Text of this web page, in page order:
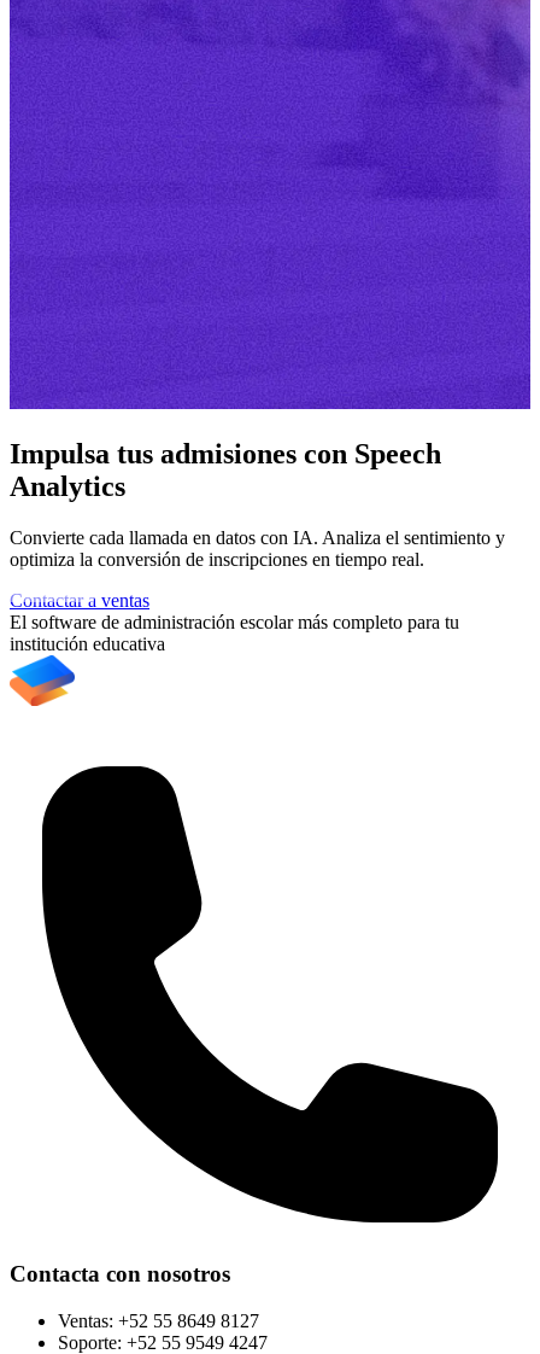
Impulsa tus admisiones con Speech
Analytics
Convierte cada llamada en datos con IA. Analiza el sentimiento y
optimiza la conversión de inscripciones en tiempo real.
Contactar a ventas
El software de administración escolar más completo para tu
institución educativa
Contacta con nosotros
Ventas: +52 55 8649 8127
Soporte: +52 55 9549 4247